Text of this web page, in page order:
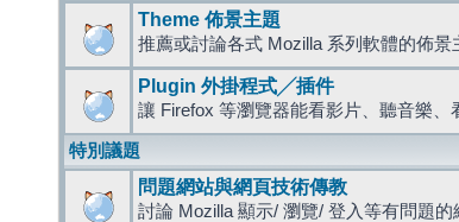
Theme 佈景主題
推薦或討論各式 Mozilla 系列軟體的佈景
Plugin 外掛程式╱插件
讓 Firefox 等瀏覽器能看影片、聽音樂、
特別議題
問題網站與網頁技術傳教
討論 Mozilla 顯示/ 瀏覽/ 登入等有問題